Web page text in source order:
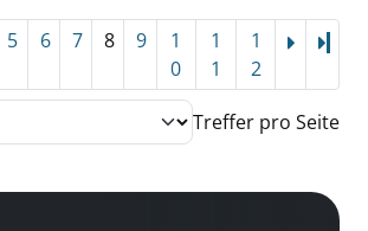
5 6 7 8 9
1
0
1
1
1
2
Treffer pro Seite